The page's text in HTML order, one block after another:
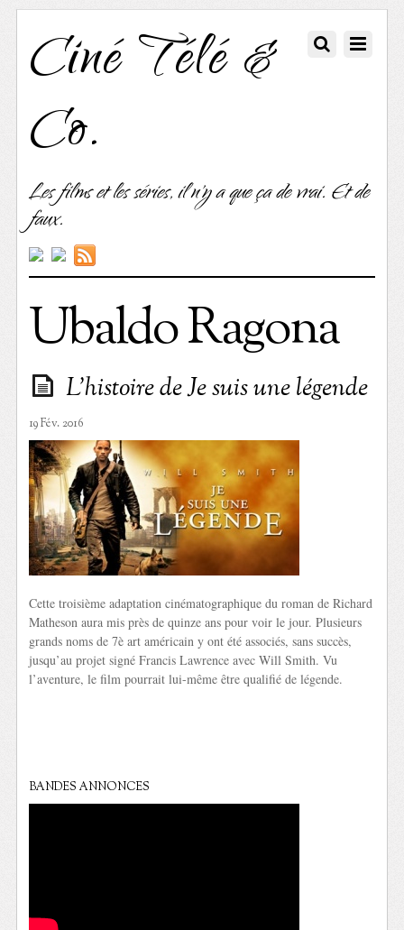
Ciné Télé &
Co.
Les films et les séries, il n'y a que ça de vrai. Et de
faux.
Ubaldo Ragona
L’histoire de Je suis une légende
19 Fév. 2016
Cette troisième adaptation cinématographique du roman de Richard
Matheson aura mis près de quinze ans pour voir le jour. Plusieurs
grands noms de 7è art américain y ont été associés, sans succès,
jusqu’au projet signé Francis Lawrence avec Will Smith. Vu
l’aventure, le film pourrait lui-même être qualifié de légende.
BANDES ANNONCES